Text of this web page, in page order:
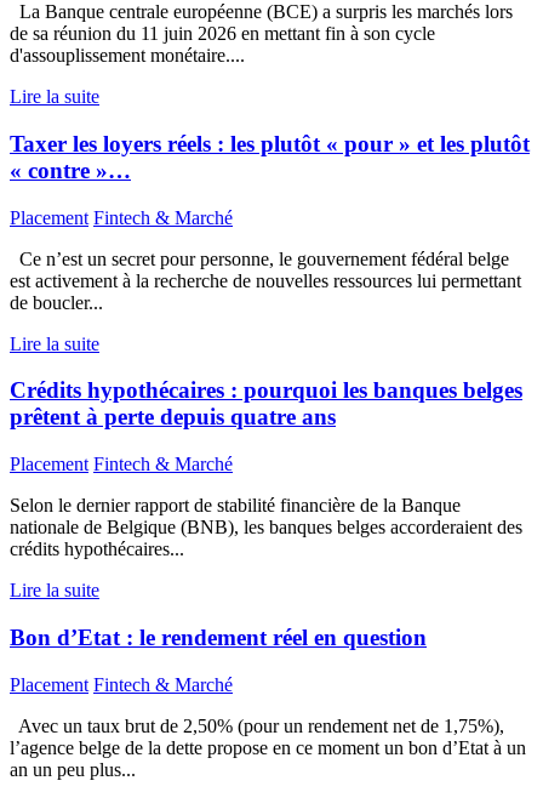
La Banque centrale européenne (BCE) a surpris les marchés lors
de sa réunion du 11 juin 2026 en mettant fin à son cycle
d'assouplissement monétaire....
Lire la suite
Taxer les loyers réels : les plutôt « pour » et les plutôt
« contre »…
Placement Fintech & Marché
Ce n’est un secret pour personne, le gouvernement fédéral belge
est activement à la recherche de nouvelles ressources lui permettant
de boucler...
Lire la suite
Crédits hypothécaires : pourquoi les banques belges
prêtent à perte depuis quatre ans
Placement Fintech & Marché
Selon le dernier rapport de stabilité financière de la Banque
nationale de Belgique (BNB), les banques belges accorderaient des
crédits hypothécaires...
Lire la suite
Bon d’Etat : le rendement réel en question
Placement Fintech & Marché
Avec un taux brut de 2,50% (pour un rendement net de 1,75%),
l’agence belge de la dette propose en ce moment un bon d’Etat à un
an un peu plus...